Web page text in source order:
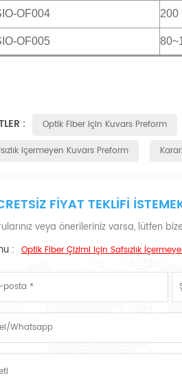
OF004 200
OF005
: Optik Fiber için Kuvars Preform
içermeyen Kuvars Preform
FIYAT TEKLIFI
veya önerileriniz varsa, lütfen
: Optik Fiber Çizimi Için Safsızlık